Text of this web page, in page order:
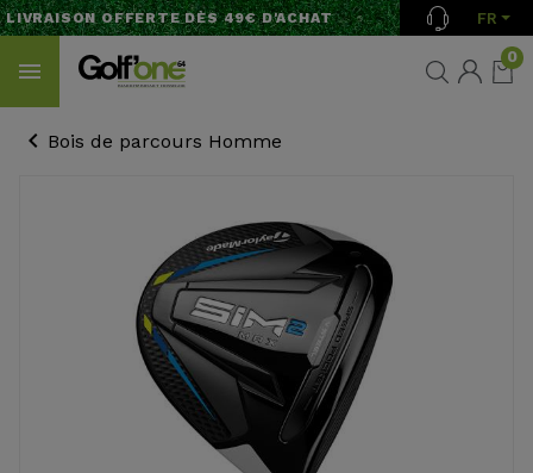
OFFERTE DÈS 49€ D'ACHAT FR
0
Bois de parcours Homme